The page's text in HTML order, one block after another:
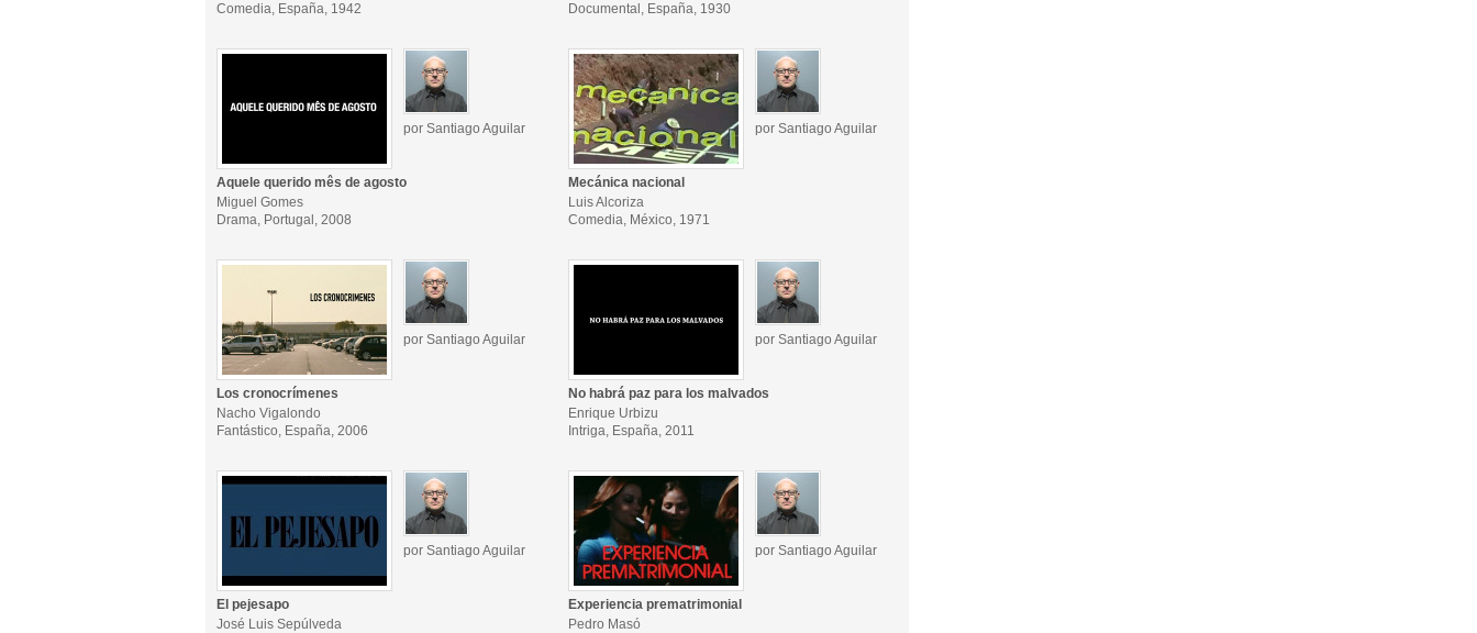
Comedia, España, 1942
Documental, España, 1930
por Santiago Aguilar
Aquele querido mês de agosto
Miguel Gomes
Drama, Portugal, 2008
por Santiago Aguilar
Mecánica nacional
Luis Alcoriza
Comedia, México, 1971
por Santiago Aguilar
Los cronocrímenes
Nacho Vigalondo
Fantástico, España, 2006
por Santiago Aguilar
No habrá paz para los malvados
Enrique Urbizu
Intriga, España, 2011
por Santiago Aguilar
El pejesapo
José Luis Sepúlveda
por Santiago Aguilar
Experiencia prematrimonial
Pedro Masó